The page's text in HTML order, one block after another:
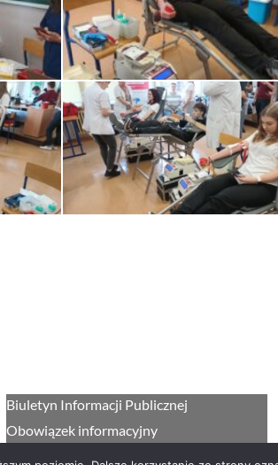
Biuletyn Informacji Publicznej
Obowiązek informacyjny